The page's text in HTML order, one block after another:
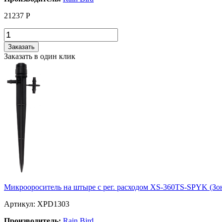
21237 Р
Заказать
Заказать в один клик
Микроороситель на штыре с рег. расходом XS-360TS-SPYK
Артикул: XPD1303